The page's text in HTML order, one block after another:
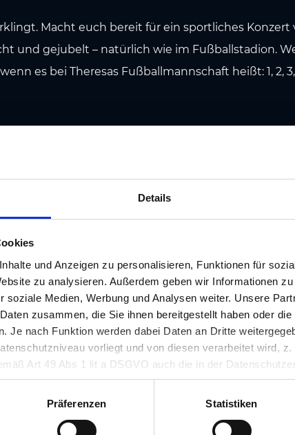
Details
und Anzeigen zu personalisieren, Funktionen für
zu analysieren. Außerdem geben wir Informationen
soziale Medien, Werbung und Analysen weiter. Unsere
zusammen, die Sie ihnen bereitgestellt haben oder
Je nach Funktion werden dabei Daten an Dritte
vorliegt und von diesen verarbeitet wird,
Art 49 Abs 1 lit a DSGVO auch die in der
in unsicheren Drittstaaten, wie insbesondere den USA.
und kann jederzeit auf unserer Seite abgelehnt oder
Präferenzen Statistiken
Macht euch bereit für ein sportliches
und gejubelt – natürlich wie im Fußballstadion.
es bei Theresas Fußballmannschaft heißt: 1, 2,
Congress
Adresse
Telefon
graz